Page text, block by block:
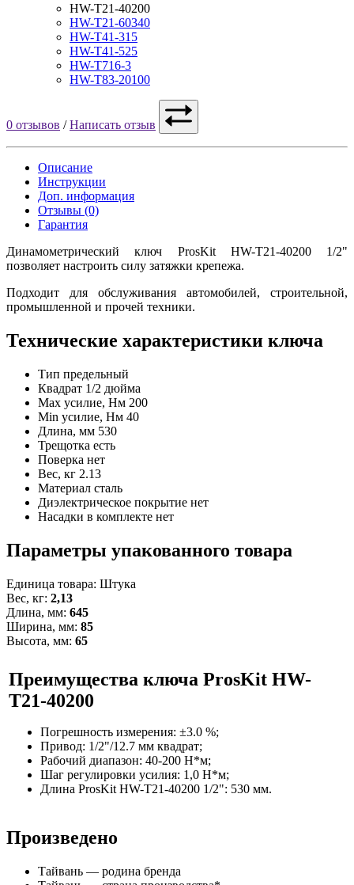
HW-T21-40200
HW-T21-60340
HW-T41-315
HW-T41-525
HW-T716-3
HW-T83-20100
0 отзывов /Написать отзыв
Описание
Инструкции
Доп. информация
Отзывы (0)
Гарантия
Динамометрический ключ ProsKit HW-T21-40200 1/2"
позволяет настроить силу затяжки крепежа.
Подходит для обслуживания автомобилей, строительной,
промышленной и прочей техники.
Технические характеристики ключа
Тип предельный
Квадрат 1/2 дюйма
Max усилие, Нм 200
Min усилие, Нм 40
Длина, мм 530
Трещотка есть
Поверка нет
Вес, кг 2.13
Материал сталь
Диэлектрическое покрытие нет
Насадки в комплекте нет
Параметры упакованного товара
Единица товара: Штука
Вес, кг: 2,13
Длина, мм: 645
Ширина, мм: 85
Высота, мм: 65
Преимущества ключа ProsKit HW-
T21-40200
Погрешность измерения: ±3.0 %;
Привод: 1/2"/12.7 мм квадрат;
Рабочий диапазон: 40-200 Н*м;
Шаг регулировки усилия: 1,0 Н*м;
Длина ProsKit HW-T21-40200 1/2": 530 мм.
Произведено
Тайвань — родина бренда